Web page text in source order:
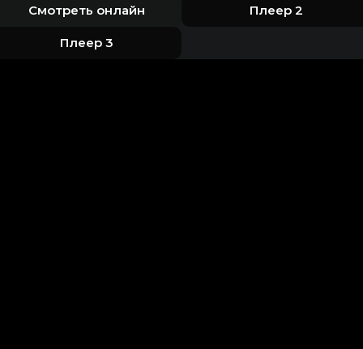
Смотреть онлайн Плеер 2
Плеер 3